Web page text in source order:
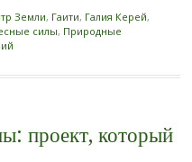
Земли, Гаити, Галия Керей,
силы, Природные
проект, который